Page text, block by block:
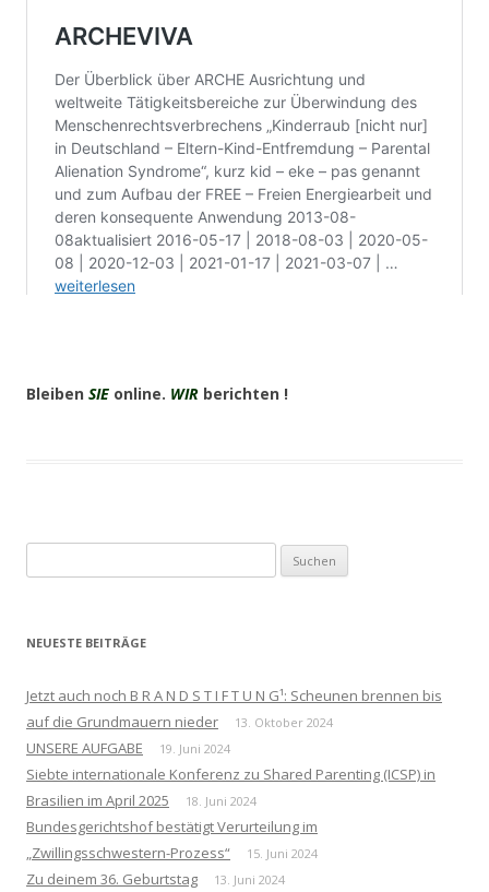
Bleiben SIE online. WIR berichten !
nach:
NEUESTE BEITRÄGE
Jetzt auch noch B R A N D S T I F T U N G¹: Scheunen brennen bis
auf die Grundmauern nieder
13. Oktober 2024
UNSERE AUFGABE 19. Juni 2024
Siebte internationale Konferenz zu Shared Parenting (ICSP) in
Brasilien im April 2025
18. Juni 2024
Bundesgerichtshof bestätigt Verurteilung im
„Zwillingsschwestern-Prozess“
15. Juni 2024
Zu deinem 36. Geburtstag 13. Juni 2024